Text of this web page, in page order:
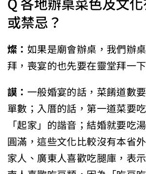
或禁忌？
燦：如果是廟會辦桌，我們辦
拜，喪宴的也先要在靈堂拜一
謨：一般婚宴的話，菜餚道數
單數；入厝的話，第一道菜要
「起家」的諧音；結婚就要吃
圓滿，這些文化比較沒有本省
家人、廣東人喜歡吃腿庫，表